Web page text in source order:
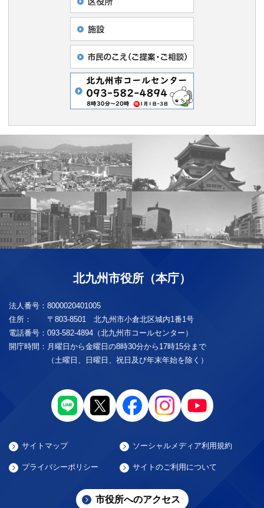
北九州市役所（本庁）
法人番号： 8000020401005
住所：
〒803-8501 北九州市小倉北区城内1番1号
電話番号： 093-582-4894（北九州市コールセンター）
開庁時間： 月曜日から金曜日の8時30分から17時15分まで
（土曜日、日曜日、祝日及び年末年始を除く）
サイトマップ ソーシャルメディア利用規約
プライバシーポリシー サイトのご利用について
市役所へのアクセス